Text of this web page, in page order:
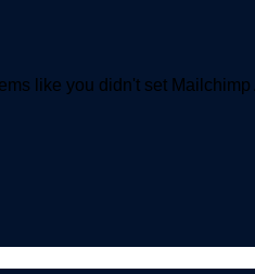
like you didn't set Mailchimp